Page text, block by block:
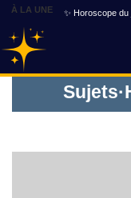
À LA UNE ✨ Horoscope du
Sujets·